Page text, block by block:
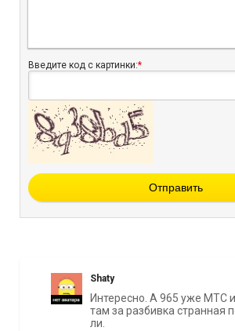
Введите код с картинки:*
Отправить
Shaty
Интересно. А 965 уже МТС
там за разбивка странная
ли.